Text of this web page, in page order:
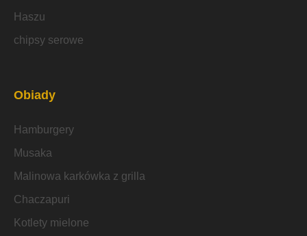
Haszu
chipsy serowe
Obiady
Hamburgery
Musaka
Malinowa karkówka z grilla
Chaczapuri
Kotlety mielone